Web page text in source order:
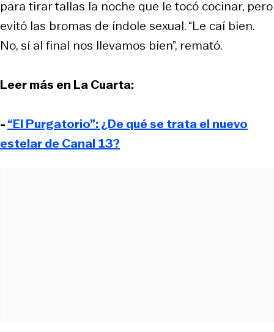
para tirar tallas la noche que le tocó cocinar, pero
evitó las bromas de índole sexual. “Le caí bien.
No, sí al final nos llevamos bien”, remató.
Leer más en La Cuarta:
-“El Purgatorio”: ¿De qué se trata el nuevo
estelar de Canal 13?